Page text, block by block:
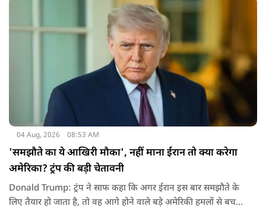
04 Aug, 2026 08:53 AM
'समझौते का ये आखिरी मौका', नहीं माना ईरान तो क्या करेगा
अमेरिका? ट्रंप की बड़ी चेतावनी
Donald Trump: ट्रंप ने साफ कहा कि अगर ईरान इस बार समझौते के
लिए तैयार हो जाता है, तो वह आगे होने वाले बड़े अमेरिकी हमलों से बच